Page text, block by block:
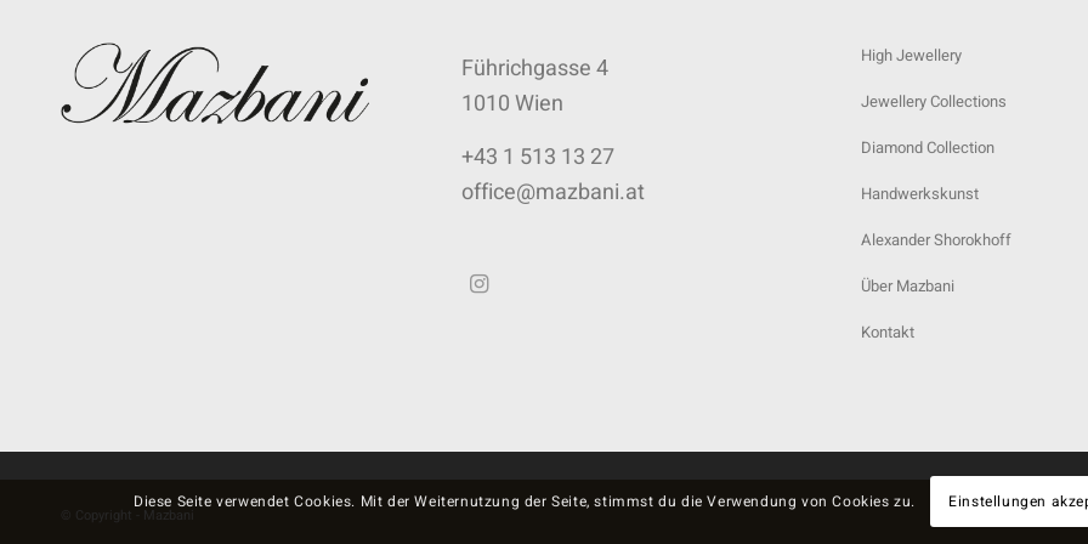
Führichgasse 4
1010 Wien
+43 1 513 13 27
office@mazbani.at
High Jewellery
Jewellery Collections
Diamond Collection
Handwerkskunst
Alexander Shorokhoff
Über Mazbani
Kontakt
© Copyright - Mazbani
Diese Seite verwendet Cookies. Mit der Weiternutzung der Seite, stimmst du die Verwendung von Cookies zu. Einstellungen